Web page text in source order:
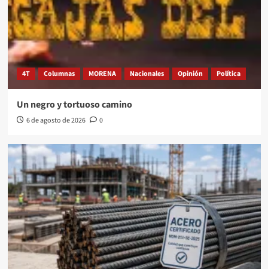
4T Columnas MORENA Nacionales Opinión Política
Un negro y tortuoso camino
6 de agosto de 2026 0